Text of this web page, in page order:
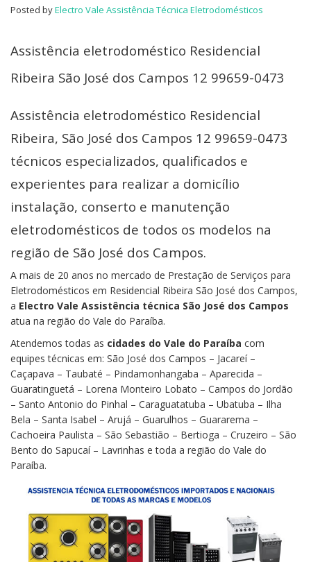
Posted byElectro Vale Assistência Técnica Eletrodomésticos
Assistência eletrodoméstico Residencial
Ribeira São José dos Campos 12 99659-0473
Assistência eletrodoméstico Residencial
Ribeira, São José dos Campos 12 99659-0473
técnicos especializados, qualificados e
experientes para realizar a domicílio
instalação, conserto e manutenção
eletrodomésticos de todos os modelos na
região de São José dos Campos.
A mais de 20 anos no mercado de Prestação de Serviços para
Eletrodomésticos em Residencial Ribeira São José dos Campos,
a Electro Vale Assistência técnica São José dos Campos
atua na região do Vale do Paraíba.
Atendemos todas as cidades do Vale do Paraíba com
equipes técnicas em: São José dos Campos – Jacareí –
Caçapava – Taubaté – Pindamonhangaba – Aparecida –
Guaratinguetá – Lorena Monteiro Lobato – Campos do Jordão
– Santo Antonio do Pinhal – Caraguatatuba – Ubatuba – Ilha
Bela – Santa Isabel – Arujá – Guarulhos – Guararema –
Cachoeira Paulista – São Sebastião – Bertioga – Cruzeiro – São
Bento do Sapucaí – Lavrinhas e toda a região do Vale do
Paraíba.